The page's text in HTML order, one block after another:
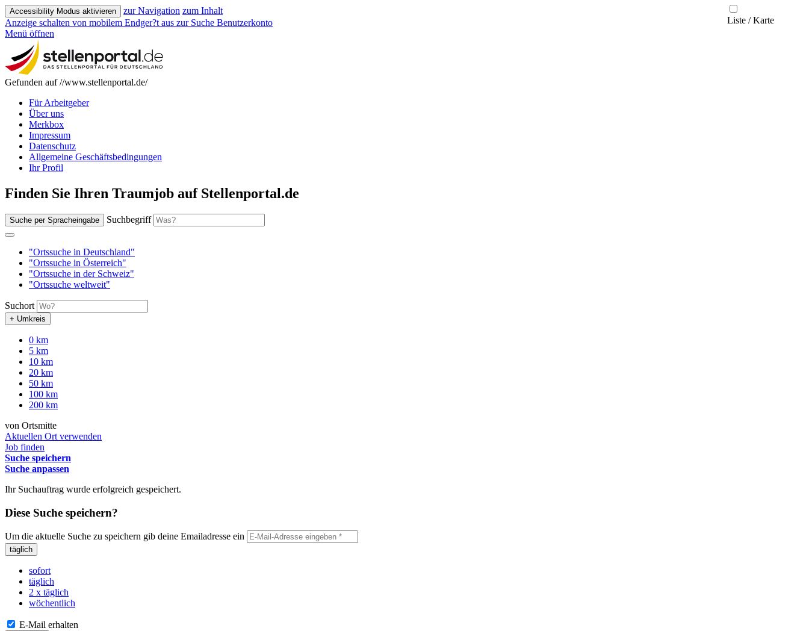
Accessibility Modus aktivieren zur Navigation zum Inhalt
Anzeige schalten von mobilem Endger?t aus zur Suche Benutzerkonto
Menü öffnen
Gefunden auf //www.stellenportal.de/
Für Arbeitgeber
Über uns
Merkbox
Impressum
Datenschutz
Allgemeine Geschäftsbedingungen
Ihr Profil
Finden Sie Ihren Traumjob auf Stellenportal.de
Suche per Spracheingabe Suchbegriff
"Ortssuche in Deutschland"
"Ortssuche in Österreich"
"Ortssuche in der Schweiz"
"Ortssuche weltweit"
Suchort
+ Umkreis
0 km
5 km
10 km
20 km
50 km
100 km
200 km
von Ortsmitte
Aktuellen Ort verwenden
Job finden
Liste / Karte
Suche speichern
Suche anpassen
Ihr Suchauftrag wurde erfolgreich gespeichert.
Diese Suche speichern?
Um die aktuelle Suche zu speichern gib deine Emailadresse ein
täglich
sofort
täglich
2 x täglich
wöchentlich
E-Mail erhalten